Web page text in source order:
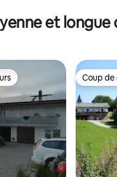
et
les plus appréciés Coup
Coup